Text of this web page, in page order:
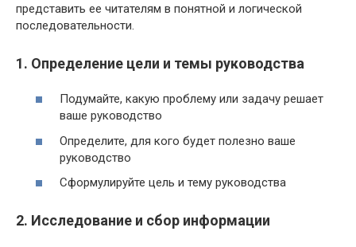
представить ее читателям в понятной и логической
последовательности.
1. Определение цели и темы руководства
Подумайте, какую проблему или задачу решает
ваше руководство
Определите, для кого будет полезно ваше
руководство
Сформулируйте цель и тему руководства
2. Исследование и сбор информации